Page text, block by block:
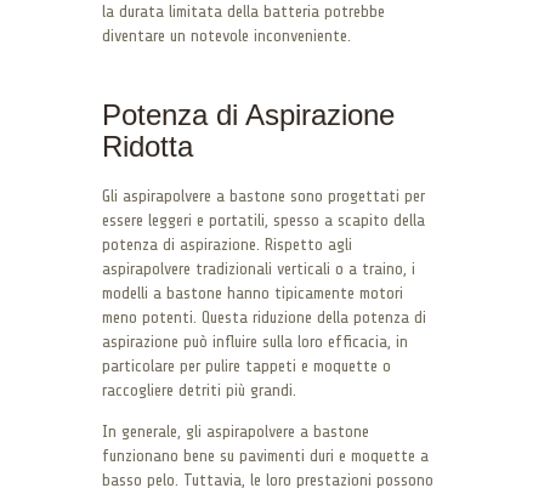
la durata limitata della batteria potrebbe
diventare un notevole inconveniente.
Potenza di Aspirazione
Ridotta
Gli aspirapolvere a bastone sono progettati per
essere leggeri e portatili, spesso a scapito della
potenza di aspirazione. Rispetto agli
aspirapolvere tradizionali verticali o a traino, i
modelli a bastone hanno tipicamente motori
meno potenti. Questa riduzione della potenza di
aspirazione può influire sulla loro efficacia, in
particolare per pulire tappeti e moquette o
raccogliere detriti più grandi.
In generale, gli aspirapolvere a bastone
funzionano bene su pavimenti duri e moquette a
basso pelo. Tuttavia, le loro prestazioni possono